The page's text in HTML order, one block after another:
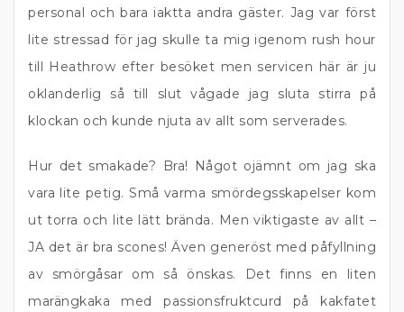
personal och bara iaktta andra gäster. Jag var först
lite stressad för jag skulle ta mig igenom rush hour
till Heathrow efter besöket men servicen här är ju
oklanderlig så till slut vågade jag sluta stirra på
klockan och kunde njuta av allt som serverades.
Hur det smakade? Bra! Något ojämnt om jag ska
vara lite petig. Små varma smördegsskapelser kom
ut torra och lite lätt brända. Men viktigaste av allt –
JA det är bra scones! Även generöst med påfyllning
av smörgåsar om så önskas. Det finns en liten
marängkaka med passionsfruktcurd på kakfatet